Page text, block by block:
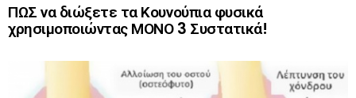
ΠΩΣ να διώξετε τα Κουνούπια φυσικά
χρησιμοποιώντας ΜΟΝΟ 3 Συστατικά!